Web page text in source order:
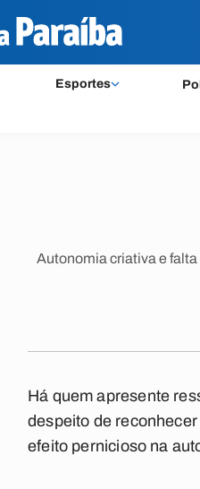
Esportes
Autonomia criativa e
Há quem apresente
despeito de
efeito pernicioso na